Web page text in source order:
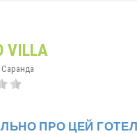
VILLA
ПРО ЦЕЙ